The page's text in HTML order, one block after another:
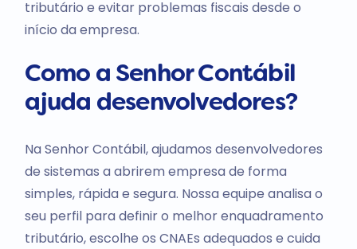
tributário e evitar problemas fiscais desde o
início da empresa.
Como a Senhor Contábil
ajuda desenvolvedores?
Na Senhor Contábil, ajudamos desenvolvedores
de sistemas a abrirem empresa de forma
simples, rápida e segura. Nossa equipe analisa o
seu perfil para definir o melhor enquadramento
tributário, escolhe os CNAEs adequados e cuida